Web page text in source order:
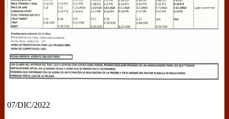
07/DIC/2022